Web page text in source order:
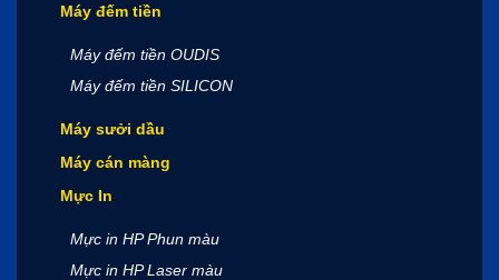
Máy đếm tiền
Máy đếm tiền OUDIS
Máy đếm tiền SILICON
Máy sưởi dầu
Máy cán màng
Mực In
Mực in HP Phun màu
Mực in HP Laser màu